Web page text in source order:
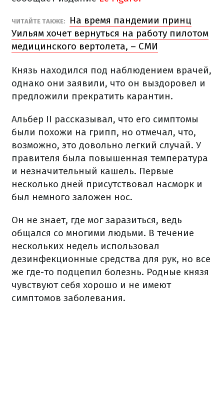
ЧИТАЙТЕ ТАКЖЕ:
На время пандемии принц
Уильям хочет вернуться на работу пилотом
медицинского вертолета, – СМИ
Князь находился под наблюдением врачей,
однако они заявили, что он выздоровел и
предложили прекратить карантин.
Альбер ІІ рассказывал, что его симптомы
были похожи на грипп, но отмечал, что,
возможно, это довольно легкий случай. У
правителя была повышенная температура
и незначительный кашель. Первые
несколько дней присутствовал насморк и
был немного заложен нос.
Он не знает, где мог заразиться, ведь
общался со многими людьми. В течение
нескольких недель использовал
дезинфекционные средства для рук, но все
же где-то подцепил болезнь. Родные князя
чувствуют себя хорошо и не имеют
симптомов заболевания.